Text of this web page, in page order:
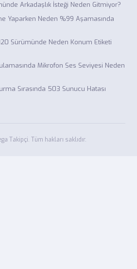
Arkadaşlık İsteği Neden Gitmiyor?
Yaparken Neden %99 Aşamasında
Sürümünde Neden Konum Etiketi
Mikrofon Ses Seviyesi Neden
Sırasında 503 Sunucu Hatası
Takipçi. Tüm hakları saklıdır.